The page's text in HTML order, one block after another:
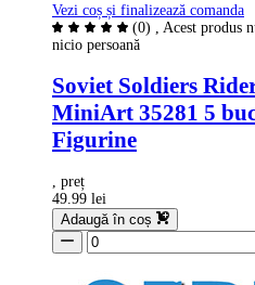
Vezi coș și finalizează comanda
(0)
, Acest produs
nicio persoană
Soviet Soldiers
MiniArt 35281 5
Figurine
, preț
49.99 lei
Adaugă în coș